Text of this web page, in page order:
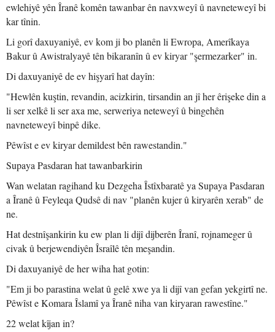
ewlehiyê yên Îranê komên tawanbar ên navxweyî û navneteweyî bi
kar tînin.
Li gorî daxuyaniyê, ev kom ji bo planên li Ewropa, Amerîkaya
Bakur û Awistralyayê tên bikaranîn û ev kiryar "şermezarker" in.
Di daxuyaniyê de ev hişyarî hat dayîn:
"Hewlên kuştin, revandin, acizkirin, tirsandin an jî her êrişeke din a
li ser xelkê li ser axa me, serweriya neteweyî û bingehên
navneteweyî binpê dike.
Pêwîst e ev kiryar demildest bên rawestandin."
Supaya Pasdaran hat tawanbarkirin
Wan welatan ragihand ku Dezgeha Îstîxbaratê ya Supaya Pasdaran
a Îranê û Feyleqa Qudsê di nav "planên kujer û kiryarên xerab" de
ne.
Hat destnîşankirin ku ew plan li dijî dijberên Îranî, rojnameger û
civak û berjewendiyên Îsraîlê tên meşandin.
Di daxuyaniyê de her wiha hat gotin:
"Em ji bo parastina welat û gelê xwe ya li dijî van gefan yekgirtî ne.
Pêwîst e Komara Îslamî ya Îranê niha van kiryaran rawestîne."
22 welat kîjan in?